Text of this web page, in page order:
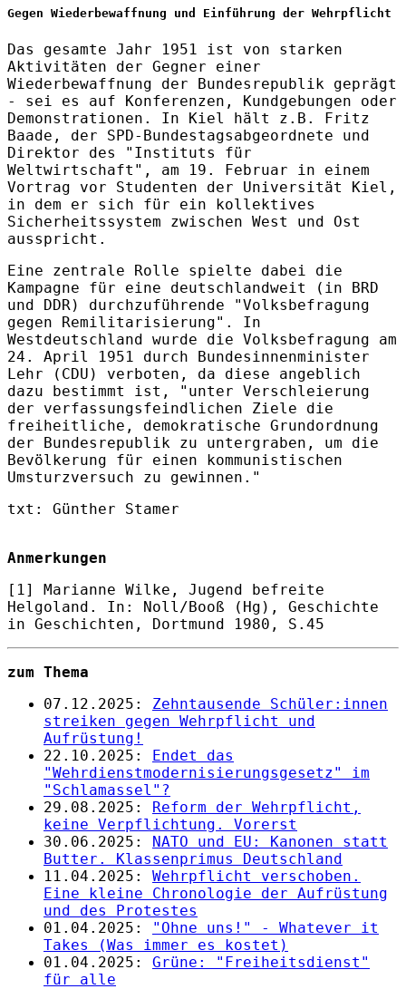
Gegen Wiederbewaffnung und Einführung der Wehrpflicht
Das gesamte Jahr 1951 ist von starken
Aktivitäten der Gegner einer
Wiederbewaffnung der Bundesrepublik geprägt
- sei es auf Konferenzen, Kundgebungen oder
Demonstrationen. In Kiel hält z.B. Fritz
Baade, der SPD-Bundestagsabgeordnete und
Direktor des "Instituts für
Weltwirtschaft", am 19. Februar in einem
Vortrag vor Studenten der Universität Kiel,
in dem er sich für ein kollektives
Sicherheitssystem zwischen West und Ost
ausspricht.
Eine zentrale Rolle spielte dabei die
Kampagne für eine deutschlandweit (in BRD
und DDR) durchzuführende "Volksbefragung
gegen Remilitarisierung". In
Westdeutschland wurde die Volksbefragung am
24. April 1951 durch Bundesinnenminister
Lehr (CDU) verboten, da diese angeblich
dazu bestimmt ist, "unter Verschleierung
der verfassungsfeindlichen Ziele die
freiheitliche, demokratische Grundordnung
der Bundesrepublik zu untergraben, um die
Bevölkerung für einen kommunistischen
Umsturzversuch zu gewinnen."
txt: Günther Stamer
Anmerkungen
[1] Marianne Wilke, Jugend befreite
Helgoland. In: Noll/Booß (Hg), Geschichte
in Geschichten, Dortmund 1980, S.45
zum Thema
07.12.2025: Zehntausende Schüler:innen
streiken gegen Wehrpflicht und
Aufrüstung!
22.10.2025: Endet das
"Wehrdienstmodernisierungsgesetz" im
"Schlamassel"?
29.08.2025: Reform der Wehrpflicht,
keine Verpflichtung. Vorerst
30.06.2025: NATO und EU: Kanonen statt
Butter. Klassenprimus Deutschland
11.04.2025: Wehrpflicht verschoben.
Eine kleine Chronologie der Aufrüstung
und des Protestes
01.04.2025:
"Ohne uns!" - Whatever it
Takes (Was immer es kostet)
01.04.2025: Grüne: "Freiheitsdienst"
für alle